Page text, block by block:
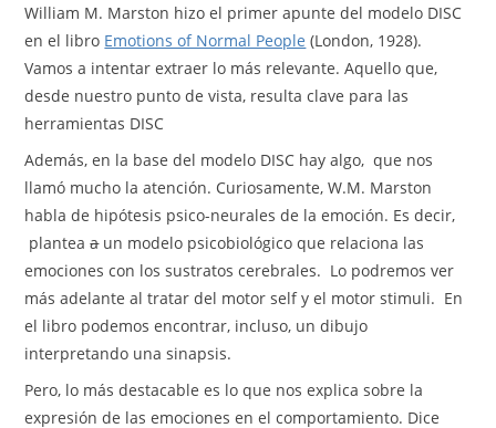
William M. Marston hizo el primer apunte del modelo DISC
en el libro Emotions of Normal People (London, 1928).
Vamos a intentar extraer lo más relevante. Aquello que,
desde nuestro punto de vista, resulta clave para las
herramientas DISC
Además, en la base del modelo DISC hay algo, que nos
llamó mucho la atención. Curiosamente, W.M. Marston
habla de hipótesis psico-neurales de la emoción. Es decir,
planteaaun modelo psicobiológico que relaciona las
emociones con los sustratos cerebrales. Lo podremos ver
más adelante al tratar del motor self y el motor stimuli. En
el libro podemos encontrar, incluso, un dibujo
interpretando una sinapsis.
Pero, lo más destacable es lo que nos explica sobre la
expresión de las emociones en el comportamiento. Dice